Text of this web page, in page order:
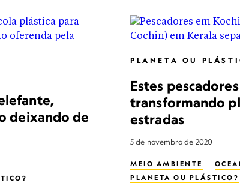
deixando de
PLANETA OU
Estes
transformando
estradas
5 de novembro de 2020
MEIO AMBIENTE
PLANETA OU PLÁSTICO?